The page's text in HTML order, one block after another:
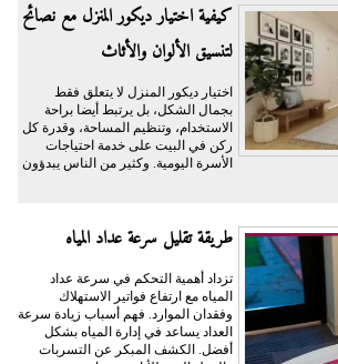
كيفية اختيار ديكور المنزل مع نصائح
لتنسيق الألوان والأثاث
اختيار ديكور المنزل لا يتعلق فقط
بجمال الشكل، بل يرتبط أيضا براحة
الاستخدام، وتنظيم المساحة، وقدرة كل
ركن في البيت على خدمة احتياجات
الأسرة اليومية. وكثير من الناس يبدؤون
طريقة تقليل سرعة عداد المياه
تزداد أهمية التحكم في سرعة عداد
المياه مع ارتفاع فواتير الاستهلاك
وفقدان الموارد. فهم أسباب زيادة سرعة
العداد يساعد في إدارة المياه بشكل
أفضل. الكشف المبكر عن التسربات